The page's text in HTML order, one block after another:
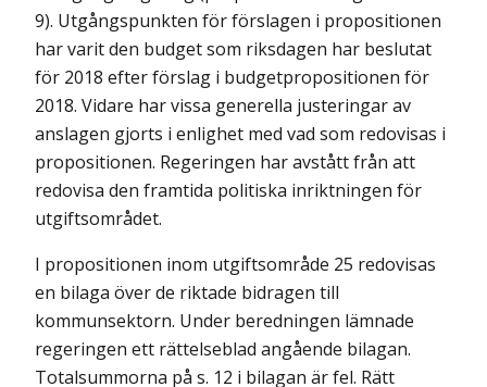
9). Utgångspunkten för förslagen i propositionen
har varit den budget som riksdagen har beslutat
för 2018 efter förslag i budgetpropositionen för
2018. Vidare har vissa generella justeringar av
anslagen gjorts i enlighet med vad som redovisas i
propositionen. Regeringen har avstått från att
redovisa den framtida politiska inriktningen för
utgiftsområdet.
I propositionen inom utgiftsområde 25 redovisas
en bilaga över de riktade bidragen till
kommunsektorn. Under beredningen lämnade
regeringen ett rättelseblad angående bilagan.
Totalsummorna på s. 12 i bilagan är fel. Rätt